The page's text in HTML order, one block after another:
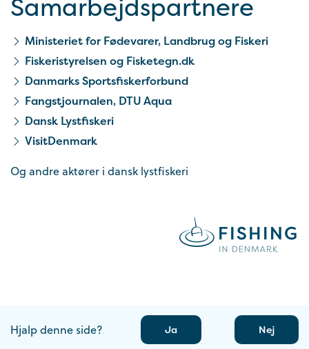
Samarbejds­partnere
Ministeriet for Fødevarer, Landbrug og Fiskeri
Fiskeristyrelsen og Fisketegn.dk
Danmarks Sportsfiskerforbund
Fangstjournalen, DTU Aqua
Dansk Lystfiskeri
VisitDenmark
Og andre aktører i dansk lystfiskeri
Hjalp denne side? Ja Nej